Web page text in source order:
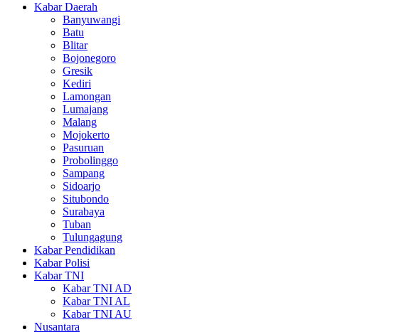
Kabar Daerah
Banyuwangi
Batu
Blitar
Bojonegoro
Gresik
Kediri
Lamongan
Lumajang
Malang
Mojokerto
Pasuruan
Probolinggo
Sampang
Sidoarjo
Situbondo
Surabaya
Tuban
Tulungagung
Kabar Pendidikan
Kabar Polisi
Kabar TNI
Kabar TNI AD
Kabar TNI AL
Kabar TNI AU
Nusantara